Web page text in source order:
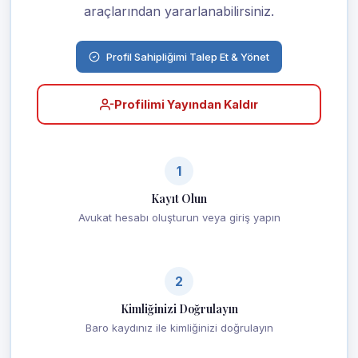
araçlarından yararlanabilirsiniz.
Profil Sahipliğimi Talep Et & Yönet
Profilimi Yayından Kaldır
1
Kayıt Olun
Avukat hesabı oluşturun veya giriş yapın
2
Kimliğinizi Doğrulayın
Baro kaydınız ile kimliğinizi doğrulayın